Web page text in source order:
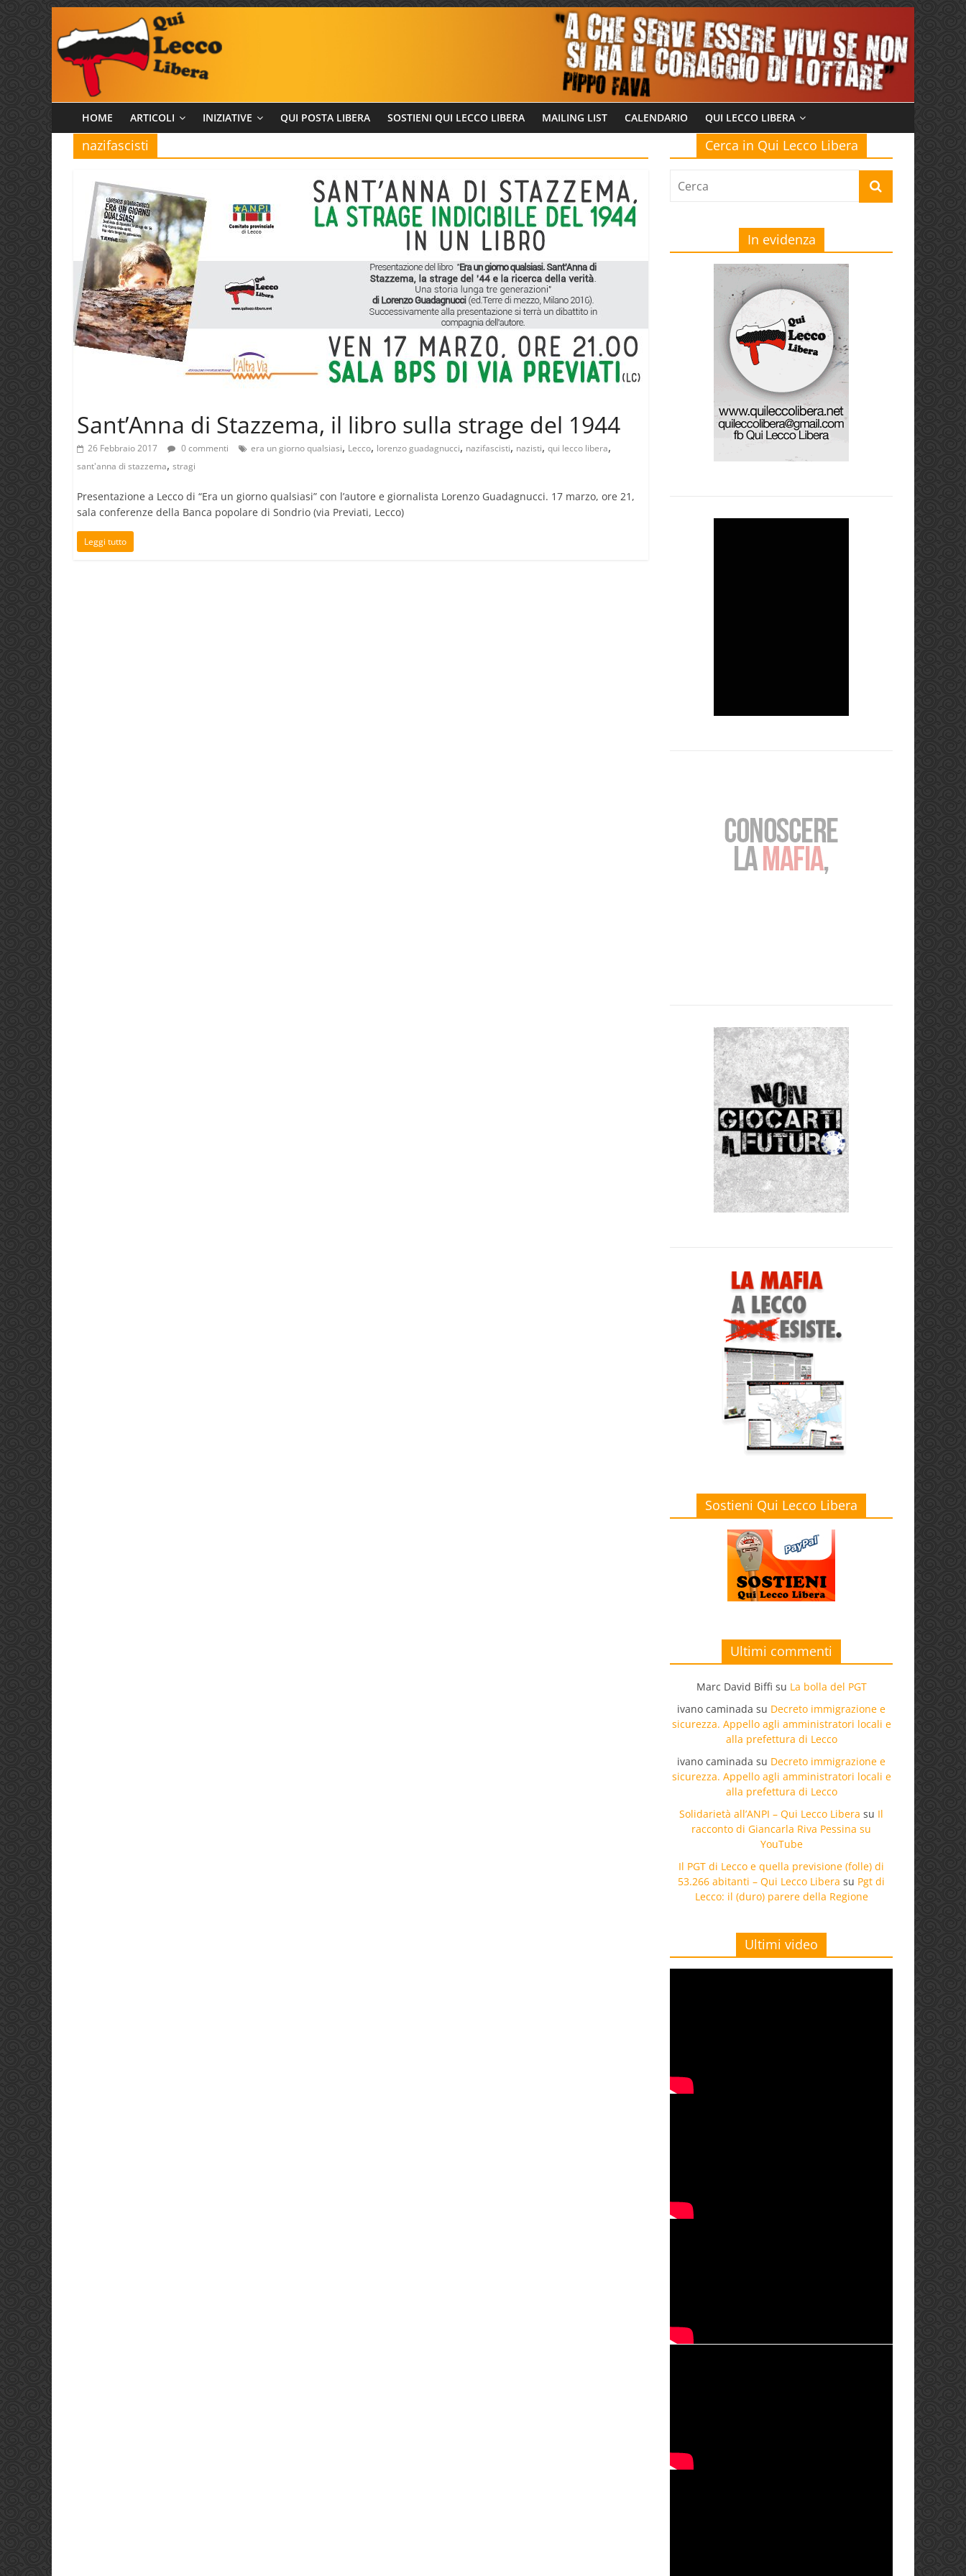
al
contenuto
Qui
Lecco
Libera
HOME ARTICOLI INIZIATIVE QUI POSTA LIBERA SOSTIENI QUI LECCO LIBERA MAILING LIST CALENDARIO QUI LECCO LIBERA
nazifascisti
Sant’Anna di Stazzema, il libro sulla strage del 1944
26 Febbraio 2017 0 commenti era un giorno qualsiasi, Lecco, lorenzo guadagnucci, nazifascisti, nazisti, qui lecco libera,
sant'anna di stazzema, stragi
Presentazione a Lecco di “Era un giorno qualsiasi” con l’autore e giornalista Lorenzo Guadagnucci. 17 marzo, ore 21,
sala conferenze della Banca popolare di Sondrio (via Previati, Lecco)
Leggi tutto
Cerca in Qui Lecco Libera
In evidenza
Sostieni Qui Lecco Libera
Ultimi commenti
Marc David Biffi su La bolla del PGT
ivano caminada su Decreto immigrazione e
sicurezza. Appello agli amministratori locali e
alla prefettura di Lecco
ivano caminada su Decreto immigrazione e
sicurezza. Appello agli amministratori locali e
alla prefettura di Lecco
Solidarietà all’ANPI – Qui Lecco Libera su Il
racconto di Giancarla Riva Pessina su
YouTube
Il PGT di Lecco e quella previsione (folle) di
53.266 abitanti – Qui Lecco Libera su Pgt di
Lecco: il (duro) parere della Regione
Ultimi video